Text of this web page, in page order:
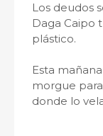
Los deudos
Daga Caipo
plástico.
Esta
morgue
donde lo